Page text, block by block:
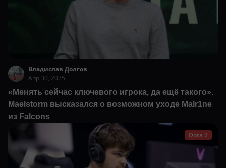
Владислав Долгов
Апр 30, 2025
«Менять сейчас ключевого игрока, да ещё такого».
Maelstorm высказался о возможном уходе Malr1ne
из Falcons
Dota 2